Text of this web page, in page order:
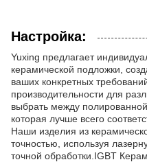
Настройка:
Yuxing предлагает
керамической подложки,
ваших конкретных
производительности для
выбрать между
которая лучше всего
Наши изделия из
точностью, используя
точной обработки.IGBT